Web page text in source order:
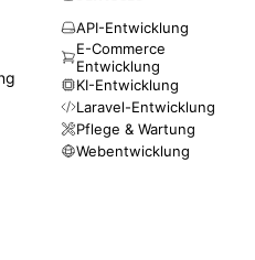
API-Entwicklung
E-Commerce
Entwicklung
KI-Entwicklung
Laravel-Entwicklung
Pflege & Wartung
Webentwicklung